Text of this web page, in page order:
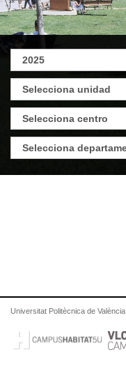
Universitat Politècnica de València